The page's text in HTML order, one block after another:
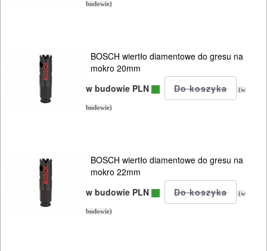
budowie)
BOSCH wiertło diamentowe do gresu na
mokro 20mm
w budowie PLN
(w
budowie)
BOSCH wiertło diamentowe do gresu na
mokro 22mm
w budowie PLN
(w
budowie)